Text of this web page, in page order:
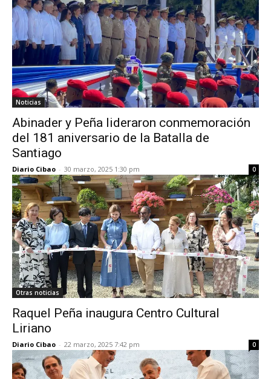
Noticias
Abinader y Peña lideraron conmemoración
del 181 aniversario de la Batalla de
Santiago
Diario Cibao - 30 marzo, 2025 1:30 pm 0
Otras noticias
Raquel Peña inaugura Centro Cultural
Liriano
Diario Cibao - 22 marzo, 2025 7:42 pm 0